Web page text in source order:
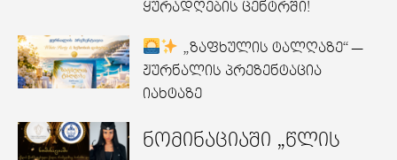
ყურადღების ცენტრში!
„ზაფხულის ტალღაზე“ —
ჟურნალის პრეზენტაცია
იახტაზე
ნომინაციაში „წლის